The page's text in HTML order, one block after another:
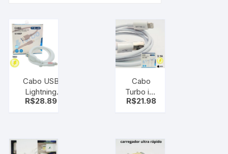
Cabo USB
Lightning
iPhone 4.8A
Resistente
R$28.89
Cabo
Turbo ios
Lightning
RÁPIDA
R$21.98